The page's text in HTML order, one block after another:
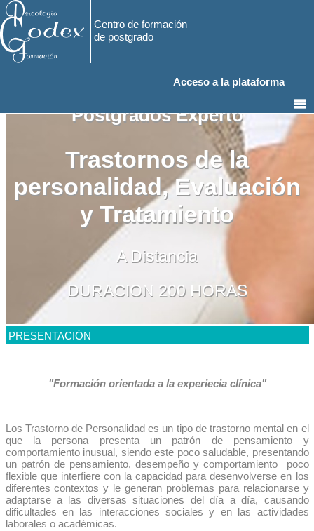
Centro de formación
de postgrado
Acceso a la plataforma
Postgrados Experto
Trastornos de la
personalidad, Evaluación
y Tratamiento
A Distancia
DURACION 200 HORAS
PRESENTACIÓN
"Formación orientada a la experiecia clínica"
Los Trastorno de Personalidad es un tipo de trastorno mental en el
que la persona presenta un patrón de pensamiento y
comportamiento inusual, siendo este poco saludable, presentando
un patrón de pensamiento, desempeño y comportamiento poco
flexible que interfiere con la capacidad para desenvolverse en los
diferentes contextos y le generan problemas para relacionarse y
adaptarse a las diversas situaciones del día a día, causando
dificultades en las interacciones sociales y en las actividades
laborales o académicas.